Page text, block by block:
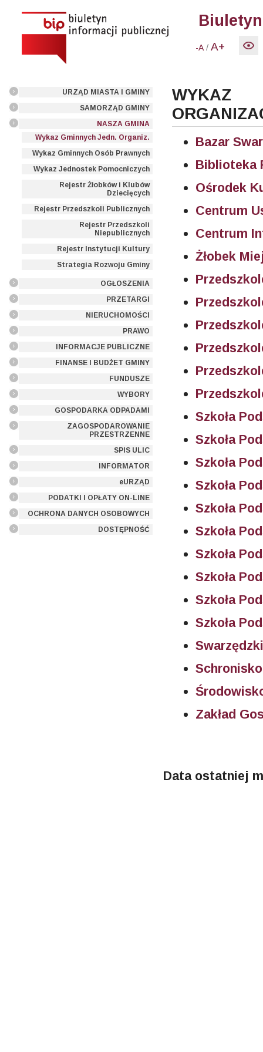
-A /A+
URZĄD MIASTA I GMINY
SAMORZĄD GMINY
NASZA GMINA
Wykaz Gminnych Jedn. Organiz.
Wykaz Gminnych Osób Prawnych
Wykaz Jednostek Pomocniczych
Rejestr Żłobków i Klubów
Dziecięcych
Rejestr Przedszkoli Publicznych
Rejestr Przedszkoli
Niepublicznych
Rejestr Instytucji Kultury
Strategia Rozwoju Gminy
OGŁOSZENIA
PRZETARGI
NIERUCHOMOŚCI
PRAWO
INFORMACJE PUBLICZNE
FINANSE I BUDŻET GMINY
FUNDUSZE
WYBORY
GOSPODARKA ODPADAMI
ZAGOSPODAROWANIE
PRZESTRZENNE
SPIS ULIC
INFORMATOR
eURZĄD
PODATKI I OPŁATY ON-LINE
OCHRONA DANYCH OSOBOWYCH
DOSTĘPNOŚĆ
WYKAZ
Bazar
Biblioteka
Ośrodek
Centrum
Centrum
Żłobek
Szkoła
Szkoła
Szkoła
Szkoła
Szkoła
Szkoła
Szkoła
Szkoła
Szkoła
Szkoła
Zakład
Data ostatniej